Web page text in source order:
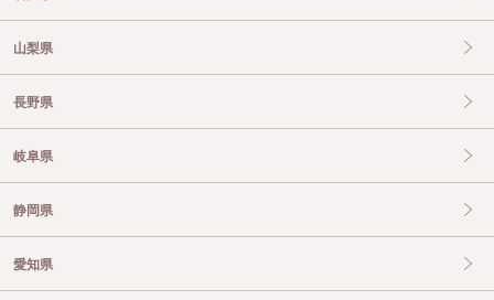
山梨県
長野県
岐阜県
静岡県
愛知県